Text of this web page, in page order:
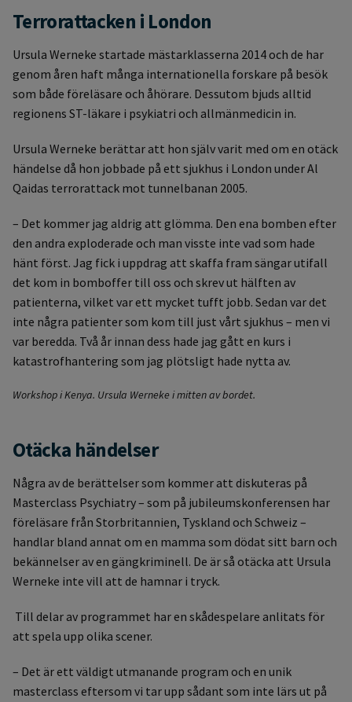
Terrorattacken i London
Ursula Werneke startade mästarklasserna 2014 och de har
genom åren haft många internationella forskare på besök
som både föreläsare och åhörare. Dessutom bjuds alltid
regionens ST-läkare i psykiatri och allmänmedicin in.
Ursula Werneke berättar att hon själv varit med om en otäck
händelse då hon jobbade på ett sjukhus i London under Al
Qaidas terrorattack mot tunnelbanan 2005.
– Det kommer jag aldrig att glömma. Den ena bomben efter
den andra exploderade och man visste inte vad som hade
hänt först. Jag fick i uppdrag att skaffa fram sängar utifall
det kom in bomboffer till oss och skrev ut hälften av
patienterna, vilket var ett mycket tufft jobb. Sedan var det
inte några patienter som kom till just vårt sjukhus – men vi
var beredda. Två år innan dess hade jag gått en kurs i
katastrofhantering som jag plötsligt hade nytta av.
Workshop i Kenya. Ursula Werneke i mitten av bordet.
Otäcka händelser
Några av de berättelser som kommer att diskuteras på
Masterclass Psychiatry – som på jubileumskonferensen har
föreläsare från Storbritannien, Tyskland och Schweiz –
handlar bland annat om en mamma som dödat sitt barn och
bekännelser av en gängkriminell. De är så otäcka att Ursula
Werneke inte vill att de hamnar i tryck.
Till delar av programmet har en skådespelare anlitats för
att spela upp olika scener.
– Det är ett väldigt utmanande program och en unik
masterclass eftersom vi tar upp sådant som inte lärs ut på